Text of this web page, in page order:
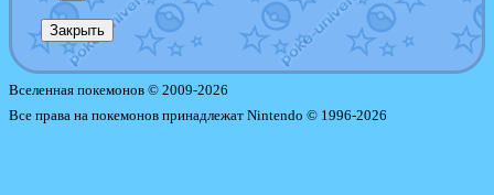
Закрыть
Вселенная покемонов © 2009-2026
Все права на покемонов принадлежат Nintendo © 1996-2026